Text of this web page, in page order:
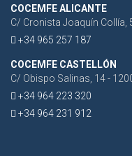
COCEMFE ALICANTE
C/ Cronista Joaquín Collía,
+34 965 257 187
COCEMFE CASTELLÓN
C/ Obispo Salinas, 14 -
+34 964 223 320
+34 964 231 912